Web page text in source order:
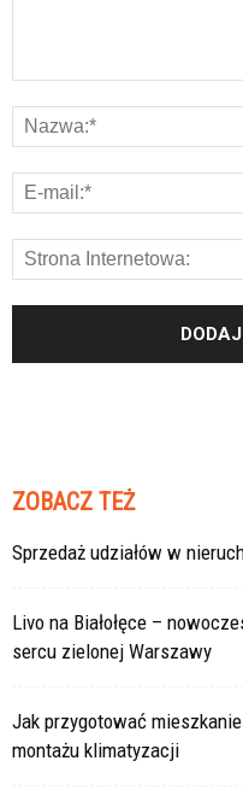
ZOBACZ TEŻ
Sprzedaż udziałów w
Livo na Białołęce –
sercu zielonej Warszawy
Jak przygotować
montażu klimatyzacji